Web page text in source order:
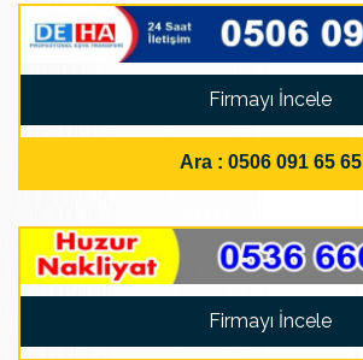
Firmayı İncele
Ara : 0506 091 65 65
Firmayı İncele